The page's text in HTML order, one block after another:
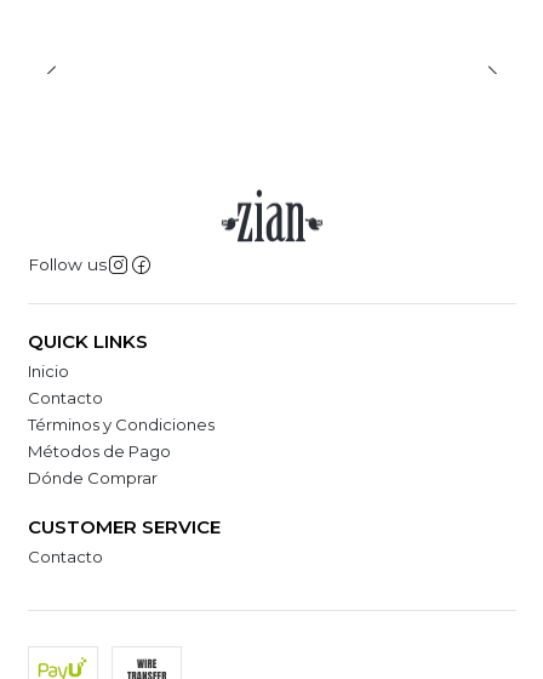
Follow us
QUICK LINKS
Inicio
Contacto
Términos y Condiciones
Métodos de Pago
Dónde Comprar
CUSTOMER SERVICE
Contacto